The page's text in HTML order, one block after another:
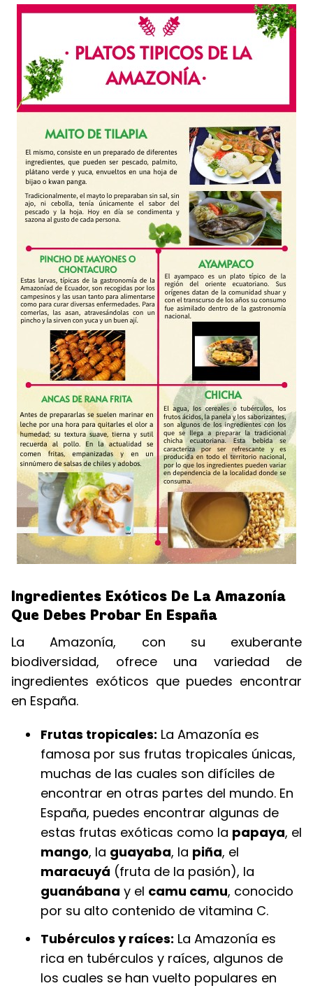
Ingredientes Exóticos De La Amazonía
Que Debes Probar En España
La Amazonía, con su exuberante
biodiversidad, ofrece una variedad de
ingredientes exóticos que puedes encontrar
en España.
Frutas tropicales: La Amazonía es
famosa por sus frutas tropicales únicas,
muchas de las cuales son difíciles de
encontrar en otras partes del mundo. En
España, puedes encontrar algunas de
estas frutas exóticas como la papaya, el
mango, la guayaba, la piña, el
maracuyá (fruta de la pasión), la
guanábana y el camu camu, conocido
por su alto contenido de vitamina C.
Tubérculos y raíces: La Amazonía es
rica en tubérculos y raíces, algunos de
los cuales se han vuelto populares en